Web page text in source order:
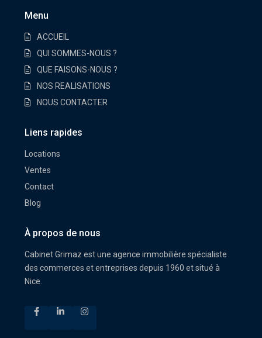
Menu
ACCUEIL
QUI SOMMES-NOUS ?
QUE FAISONS-NOUS ?
NOS REALISATIONS
NOUS CONTACTER
Liens rapides
Locations
Ventes
Contact
Blog
À propos de nous
Cabinet Grimaz est une agence immobilière spécialiste
des commerces et entreprises depuis 1960 et situé à
Nice.